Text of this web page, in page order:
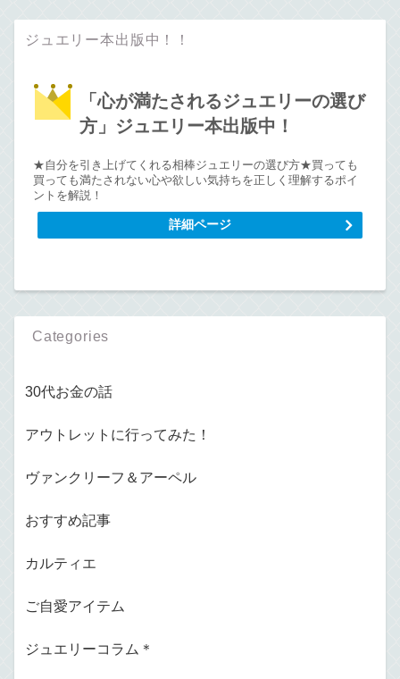
ジュエリー本出版中！！
「心が満たされるジュエリーの選び
方」ジュエリー本出版中！
★自分を引き上げてくれる相棒ジュエリーの選び方★買っても
買っても満たされない心や欲しい気持ちを正しく理解するポイ
ントを解説！
詳細ページ
Categories
30代お金の話
アウトレットに行ってみた！
ヴァンクリーフ＆アーペル
おすすめ記事
カルティエ
ご自愛アイテム
ジュエリーコラム＊